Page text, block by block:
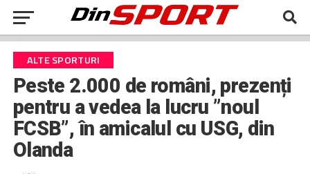
ALTE SPORTURI
Peste 2.000 de români, prezenți
pentru a vedea la lucru ”noul
FCSB”, în amicalul cu USG, din
Olanda